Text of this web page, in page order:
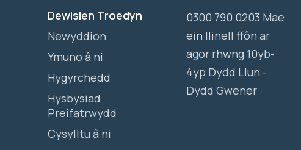
Dewislen Troedyn
Newyddion
Ymuno â ni
Hygyrchedd
Hysbysiad
Preifatrwydd
Cysylltu â ni
0300 790 0203 Mae
ein llinell ffôn ar
agor rhwng 10yb-
4yp Dydd Llun -
Dydd Gwener